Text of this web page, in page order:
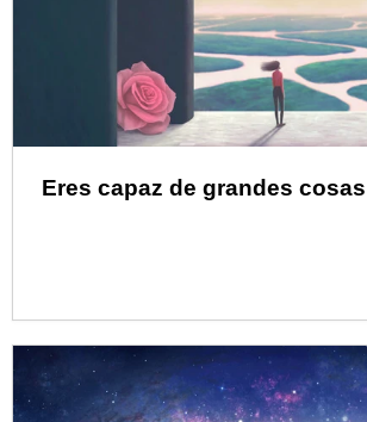
Eres capaz de grandes cosas